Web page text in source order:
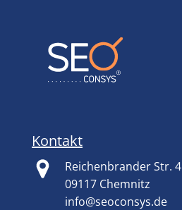
Kontakt
Reichenbrander Str. 4
09117 Chemnitz
info@seoconsys.de